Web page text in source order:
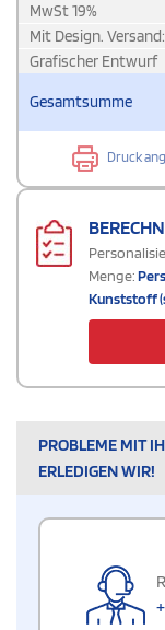
MwSt19%
Mit Design. Versand:
Grafischer Entwurf
Gesamtsumme
Druck
Menge:
Kunststoff
PROBLEME MIT
ERLEDIGEN WIR!